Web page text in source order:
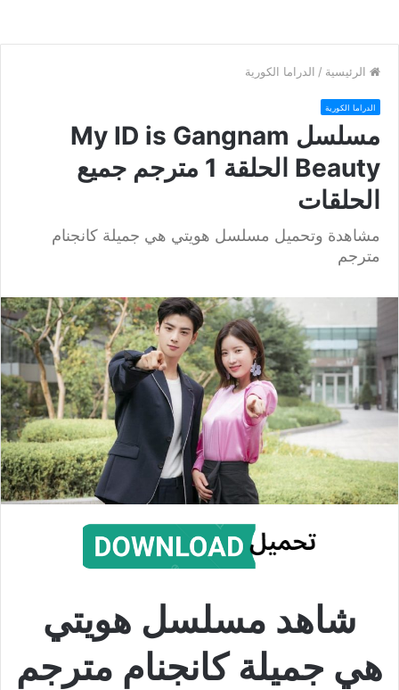
الرئيسية / الدراما الكورية
الدراما الكورية
مسلسل My ID is Gangnam
Beauty الحلقة 1 مترجم جميع
الحلقات
مشاهدة وتحميل مسلسل هويتي هي جميلة كانجنام
مترجم
شاهد مسلسل هويتي
هي جميلة كانجنام مترجم